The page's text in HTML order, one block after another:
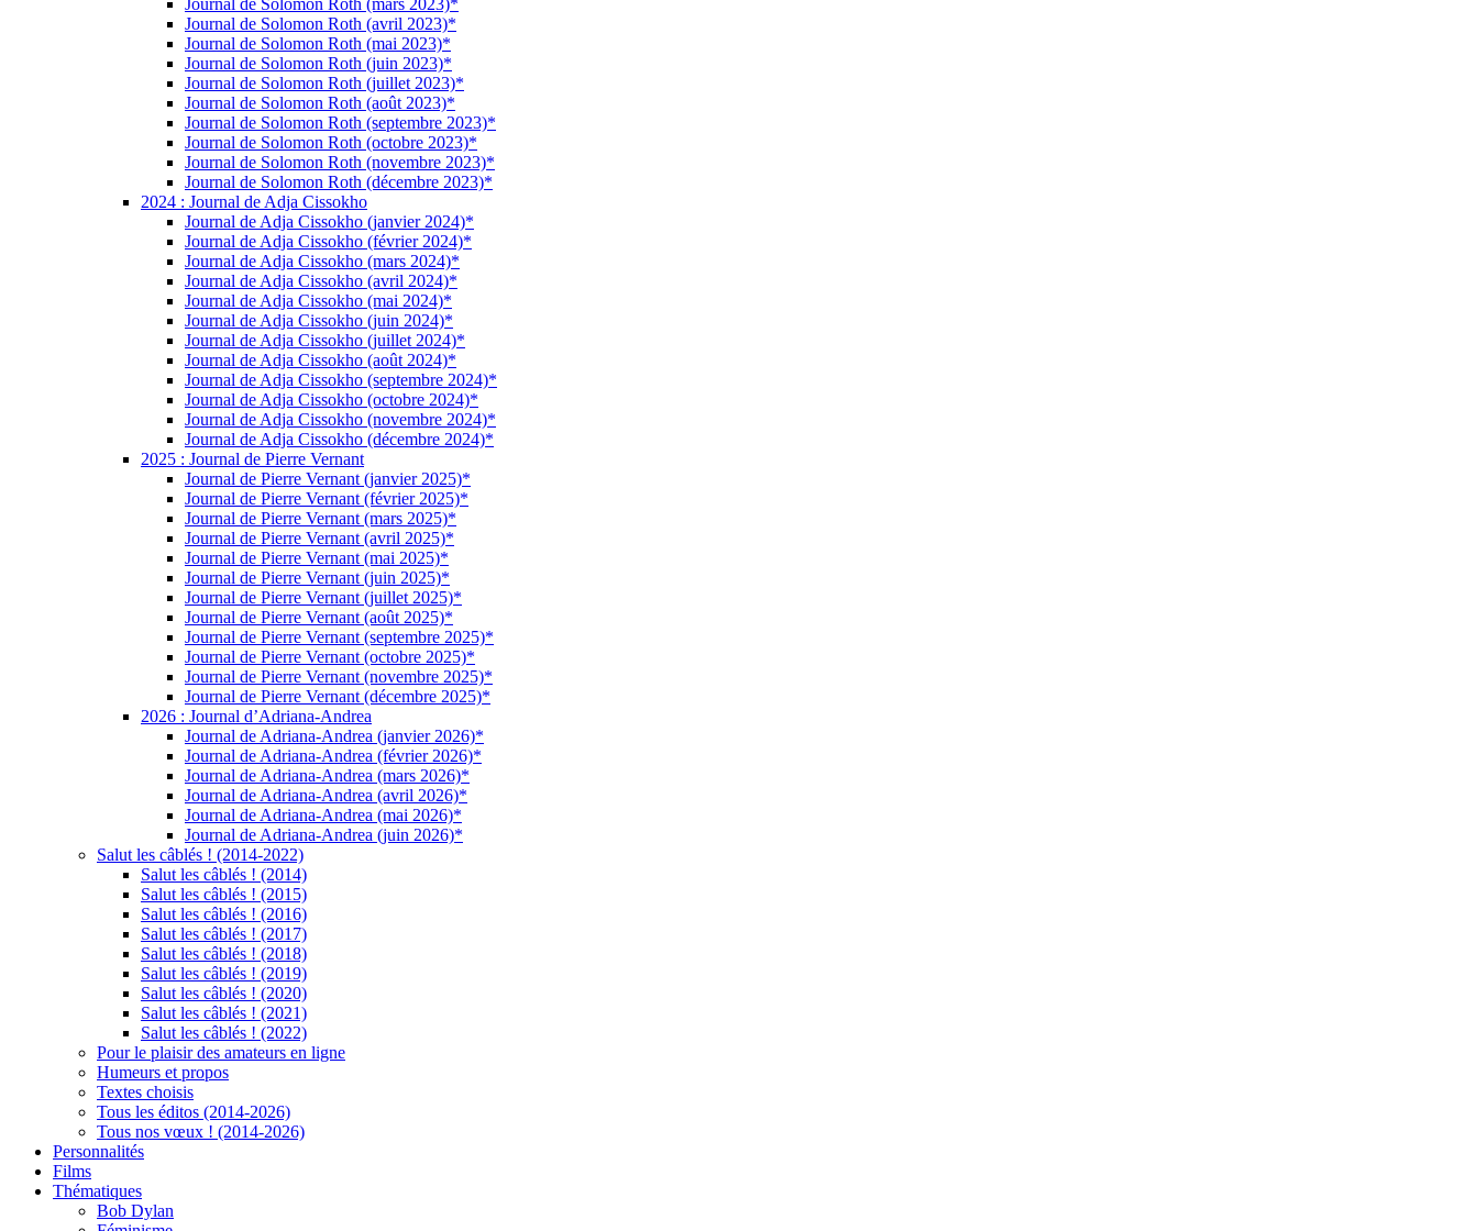
Journal de Solomon Roth (mars 2023)*
Journal de Solomon Roth (avril 2023)*
Journal de Solomon Roth (mai 2023)*
Journal de Solomon Roth (juin 2023)*
Journal de Solomon Roth (juillet 2023)*
Journal de Solomon Roth (août 2023)*
Journal de Solomon Roth (septembre 2023)*
Journal de Solomon Roth (octobre 2023)*
Journal de Solomon Roth (novembre 2023)*
Journal de Solomon Roth (décembre 2023)*
2024 : Journal de Adja Cissokho
Journal de Adja Cissokho (janvier 2024)*
Journal de Adja Cissokho (février 2024)*
Journal de Adja Cissokho (mars 2024)*
Journal de Adja Cissokho (avril 2024)*
Journal de Adja Cissokho (mai 2024)*
Journal de Adja Cissokho (juin 2024)*
Journal de Adja Cissokho (juillet 2024)*
Journal de Adja Cissokho (août 2024)*
Journal de Adja Cissokho (septembre 2024)*
Journal de Adja Cissokho (octobre 2024)*
Journal de Adja Cissokho (novembre 2024)*
Journal de Adja Cissokho (décembre 2024)*
2025 : Journal de Pierre Vernant
Journal de Pierre Vernant (janvier 2025)*
Journal de Pierre Vernant (février 2025)*
Journal de Pierre Vernant (mars 2025)*
Journal de Pierre Vernant (avril 2025)*
Journal de Pierre Vernant (mai 2025)*
Journal de Pierre Vernant (juin 2025)*
Journal de Pierre Vernant (juillet 2025)*
Journal de Pierre Vernant (août 2025)*
Journal de Pierre Vernant (septembre 2025)*
Journal de Pierre Vernant (octobre 2025)*
Journal de Pierre Vernant (novembre 2025)*
Journal de Pierre Vernant (décembre 2025)*
2026 : Journal d’Adriana-Andrea
Journal de Adriana-Andrea (janvier 2026)*
Journal de Adriana-Andrea (février 2026)*
Journal de Adriana-Andrea (mars 2026)*
Journal de Adriana-Andrea (avril 2026)*
Journal de Adriana-Andrea (mai 2026)*
Journal de Adriana-Andrea (juin 2026)*
Salut les câblés ! (2014-2022)
Salut les câblés ! (2014)
Salut les câblés ! (2015)
Salut les câblés ! (2016)
Salut les câblés ! (2017)
Salut les câblés ! (2018)
Salut les câblés ! (2019)
Salut les câblés ! (2020)
Salut les câblés ! (2021)
Salut les câblés ! (2022)
Pour le plaisir des amateurs en ligne
Humeurs et propos
Textes choisis
Tous les éditos (2014-2026)
Tous nos vœux ! (2014-2026)
Personnalités
Films
Thématiques
Bob Dylan